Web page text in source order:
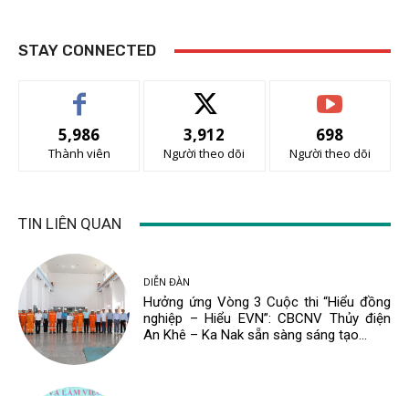
STAY CONNECTED
5,986
Thành viên
3,912
Người theo dõi
698
Người theo dõi
TIN LIÊN QUAN
DIỄN ĐÀN
Hưởng ứng Vòng 3 Cuộc thi “Hiểu đồng
nghiệp – Hiểu EVN”: CBCNV Thủy điện
An Khê – Ka Nak sẵn sàng sáng tạo...